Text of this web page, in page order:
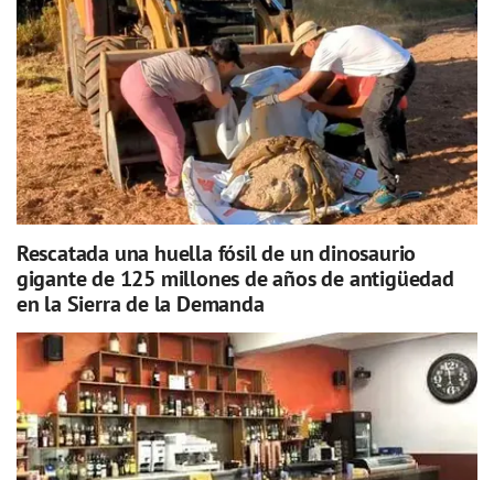
Rescatada una huella fósil de un dinosaurio
gigante de 125 millones de años de antigüedad
en la Sierra de la Demanda